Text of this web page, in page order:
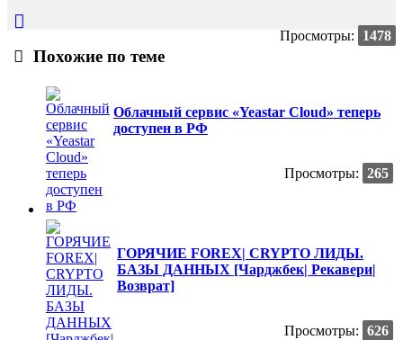
Просмотры: 1478
Похожие по теме
Облачный сервис «Yeastar Cloud» теперь
доступен в РФ
Просмотры: 265
ГОРЯЧИЕ FOREX| CRYPTO ЛИДЫ.
БАЗЫ ДАННЫХ [Чарджбек| Рекавери|
Возврат]
Просмотры: 626